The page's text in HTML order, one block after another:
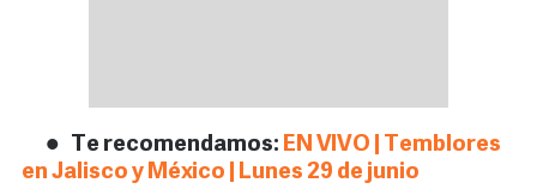
Te recomendamos: EN VIVO | Temblores
en Jalisco y México | Lunes 29 de junio